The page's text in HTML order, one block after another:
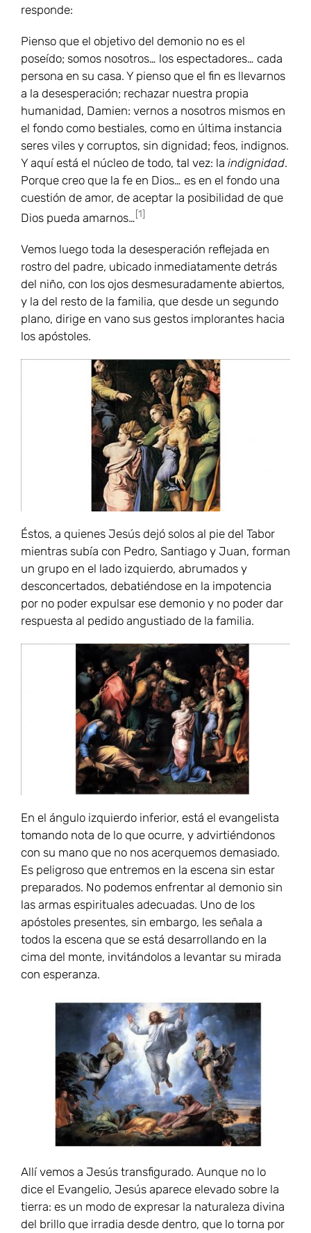
responde:
Pienso que el objetivo del demonio no es el
poseído; somos nosotros… los espectadores… cada
persona en su casa. Y pienso que el fin es llevarnos
a la desesperación; rechazar nuestra propia
humanidad, Damien: vernos a nosotros mismos en
el fondo como bestiales, como en última instancia
seres viles y corruptos, sin dignidad; feos, indignos.
Y aquí está el núcleo de todo, tal vez: la indignidad.
Porque creo que la fe en Dios… es en el fondo una
cuestión de amor, de aceptar la posibilidad de que
Dios pueda amarnos…[1]
Vemos luego toda la desesperación reflejada en
rostro del padre, ubicado inmediatamente detrás
del niño, con los ojos desmesuradamente abiertos,
y la del resto de la familia, que desde un segundo
plano, dirige en vano sus gestos implorantes hacia
los apóstoles.
Éstos, a quienes Jesús dejó solos al pie del Tabor
mientras subía con Pedro, Santiago y Juan, forman
un grupo en el lado izquierdo, abrumados y
desconcertados, debatiéndose en la impotencia
por no poder expulsar ese demonio y no poder dar
respuesta al pedido angustiado de la familia.
En el ángulo izquierdo inferior, está el evangelista
tomando nota de lo que ocurre, y advirtiéndonos
con su mano que no nos acerquemos demasiado.
Es peligroso que entremos en la escena sin estar
preparados. No podemos enfrentar al demonio sin
las armas espirituales adecuadas. Uno de los
apóstoles presentes, sin embargo, les señala a
todos la escena que se está desarrollando en la
cima del monte, invitándolos a levantar su mirada
con esperanza.
Allí vemos a Jesús transfigurado. Aunque no lo
dice el Evangelio, Jesús aparece elevado sobre la
tierra: es un modo de expresar la naturaleza divina
del brillo que irradia desde dentro, que lo torna por